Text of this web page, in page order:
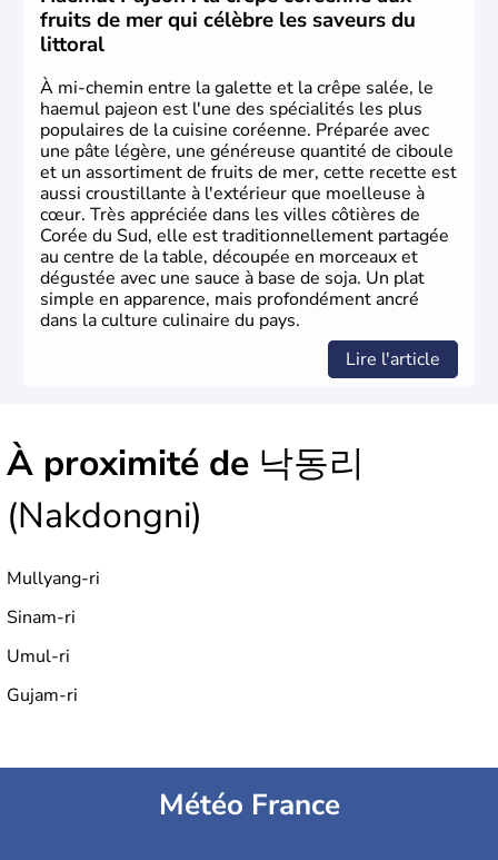
1988, de même que la Coupe du Monde de football en
2002, en collaboration avec le Japon.
fruits de mer qui célèbre les saveurs du
littoral
À mi-chemin entre la galette et la crêpe salée, le
haemul pajeon est l'une des spécialités les plus
populaires de la cuisine coréenne. Préparée avec
une pâte légère, une généreuse quantité de ciboule
et un assortiment de fruits de mer, cette recette est
aussi croustillante à l'extérieur que moelleuse à
cœur. Très appréciée dans les villes côtières de
Corée du Sud, elle est traditionnellement partagée
au centre de la table, découpée en morceaux et
dégustée avec une sauce à base de soja. Un plat
simple en apparence, mais profondément ancré
dans la culture culinaire du pays.
Lire l'article
À proximité de 낙동리
(Nakdongni)
Mullyang-ri
Sinam-ri
Umul-ri
Gujam-ri
Météo France